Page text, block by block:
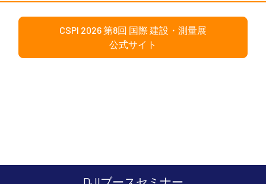
CSPI 2026 第8回 国際 建設・測量展
公式サイト